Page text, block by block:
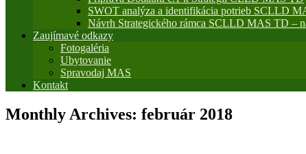
SWOT analýza a identifikácia potrieb SCLLD
Návrh Strategického rámca SCLLD MAS TD –
Zaujímavé odkazy
Fotogaléria
Ubytovanie
Spravodaj MAS
Kontakt
Monthly Archives: február 2018